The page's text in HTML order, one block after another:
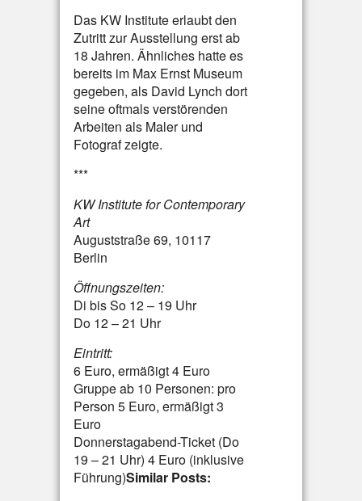
Das KW Institute erlaubt den
Zutritt zur Ausstellung erst ab
18 Jahren. Ähnliches hatte es
bereits im Max Ernst Museum
gegeben, als David Lynch dort
seine oftmals verstörenden
Arbeiten als Maler und
Fotograf zeigte.
***
KW Institute for Contemporary
Art
Auguststraße 69, 10117
Berlin
Öffnungszeiten:
Di bis So 12 – 19 Uhr
Do 12 – 21 Uhr
Eintritt:
6 Euro, ermäßigt 4 Euro
Gruppe ab 10 Personen: pro
Person 5 Euro, ermäßigt 3
Euro
Donnerstagabend-Ticket (Do
19 – 21 Uhr) 4 Euro (inklusive
Führung)Similar Posts: